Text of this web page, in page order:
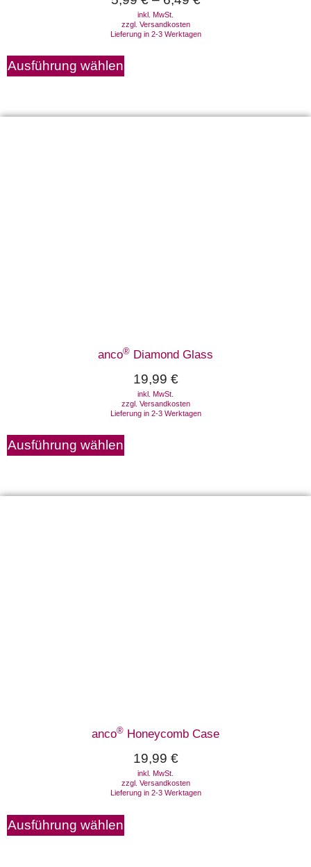
inkl. MwSt.
zzgl. Versandkosten
Lieferung in 2-3 Werktagen
Ausführung wählen
anco® Diamond Glass
19,99 €
inkl. MwSt.
zzgl. Versandkosten
Lieferung in 2-3 Werktagen
Ausführung wählen
anco® Honeycomb Case
19,99 €
inkl. MwSt.
zzgl. Versandkosten
Lieferung in 2-3 Werktagen
Ausführung wählen